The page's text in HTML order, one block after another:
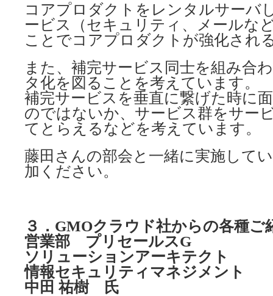
コアプロダクトをレンタルサーバ
ービス（セキュリティ、メールな
ことでコアプロダクトが強化され
また、補完サービス同士を組み合
タ化を図ることを考えています。
補完サービスを垂直に繋げた時に
のではないか、サービス群をサー
てとらえるなどを考えています。
藤田さんの部会と一緒に実施して
加ください。
３．GMOクラウド社からの各種ご
営業部 プリセールスG
ソリューションアーキテクト
情報セキュリティマネジメント
中田 祐樹 氏